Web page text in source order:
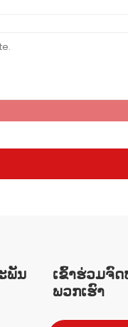
ພັນ
ເຂົ້າຮ່ວມຈົ
ພວກເຮົາ